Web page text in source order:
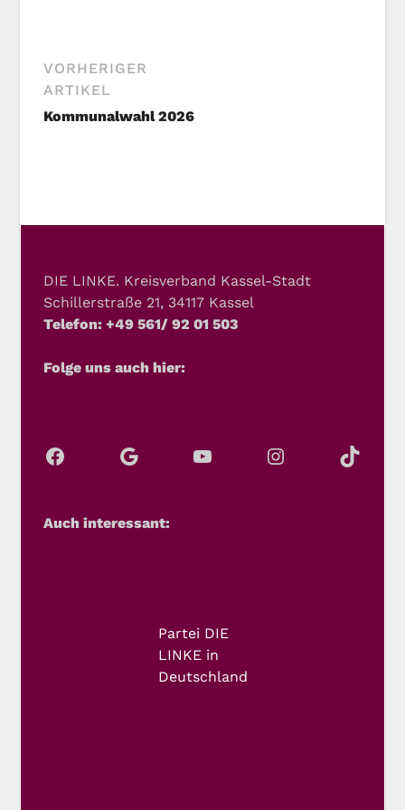
VORHERIGER
ARTIKEL
Kommunalwahl 2026
DIE LINKE. Kreisverband Kassel-Stadt
Schillerstraße 21, 34117 Kassel
Telefon: +49 561/ 92 01 503
Folge uns auch hier:
Auch interessant:
Partei DIE
LINKE in
Deutschland